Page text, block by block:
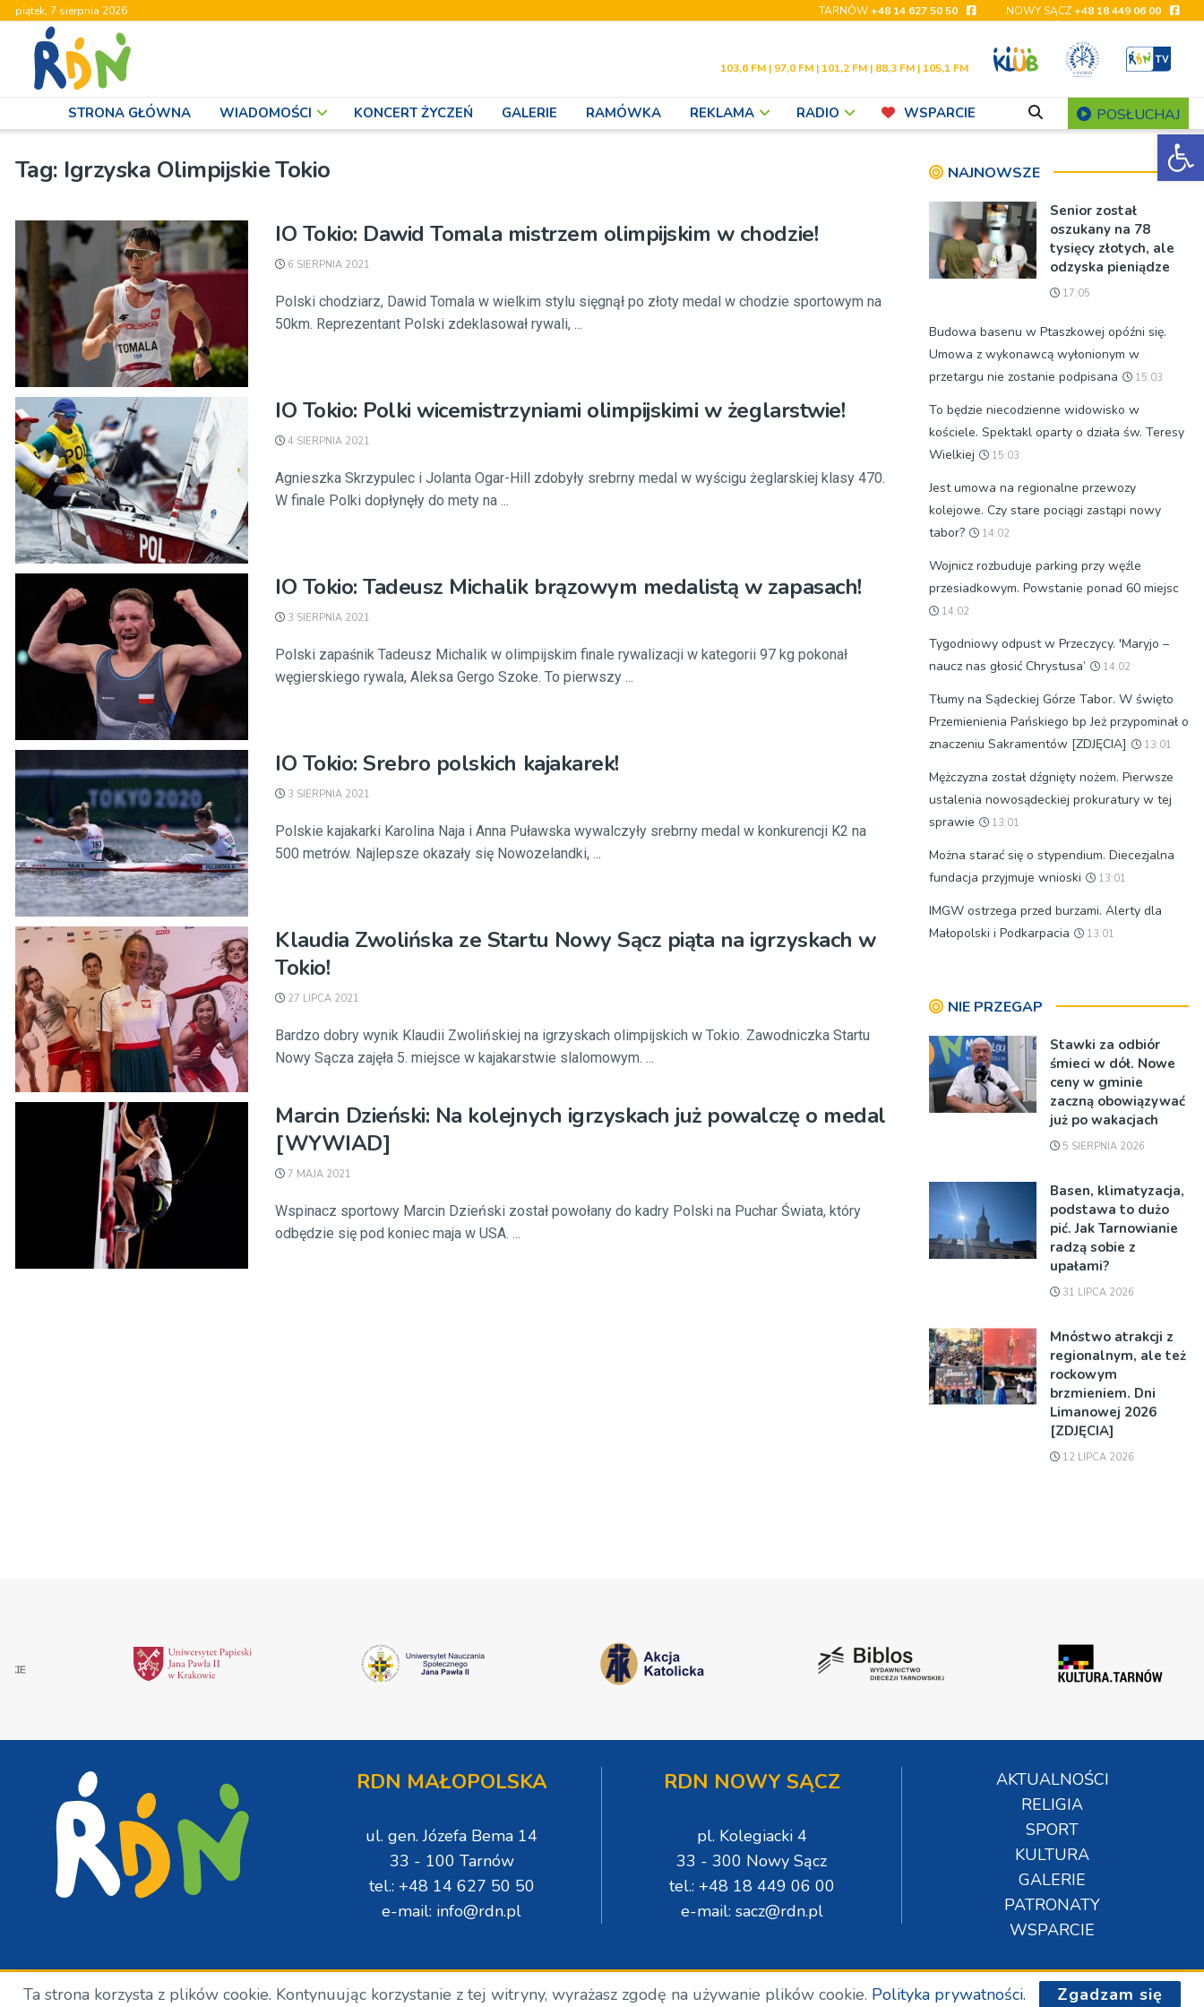
piątek, 7 sierpnia 2026 TARNÓW+48 14 627 50 50 NOWY SĄCZ+48 18 449 06 00
103,6 FM | 97,0 FM | 101,2 FM | 88,3 FM | 105,1 FM
STRONA GŁÓWNA WIADOMOŚCI KONCERT ŻYCZEŃ GALERIE RAMÓWKA REKLAMA RADIO WSPARCIE POSŁUCHAJ
Tag: Igrzyska Olimpijskie Tokio
IO Tokio: Dawid Tomala mistrzem olimpijskim w chodzie!
6 SIERPNIA 2021
Polski chodziarz, Dawid Tomala w wielkim stylu sięgnął po złoty medal w chodzie sportowym na
50km. Reprezentant Polski zdeklasował rywali, ...
IO Tokio: Polki wicemistrzyniami olimpijskimi w żeglarstwie!
4 SIERPNIA 2021
Agnieszka Skrzypulec i Jolanta Ogar-Hill zdobyły srebrny medal w wyścigu żeglarskiej klasy 470.
W finale Polki dopłynęły do mety na ...
IO Tokio: Tadeusz Michalik brązowym medalistą w zapasach!
3 SIERPNIA 2021
Polski zapaśnik Tadeusz Michalik w olimpijskim finale rywalizacji w kategorii 97 kg pokonał
węgierskiego rywala, Aleksa Gergo Szoke. To pierwszy ...
IO Tokio: Srebro polskich kajakarek!
3 SIERPNIA 2021
Polskie kajakarki Karolina Naja i Anna Puławska wywalczyły srebrny medal w konkurencji K2 na
500 metrów. Najlepsze okazały się Nowozelandki, ...
Klaudia Zwolińska ze Startu Nowy Sącz piąta na igrzyskach w
Tokio!
27 LIPCA 2021
Bardzo dobry wynik Klaudii Zwolińskiej na igrzyskach olimpijskich w Tokio. Zawodniczka Startu
Nowy Sącza zajęła 5. miejsce w kajakarstwie slalomowym. ...
Marcin Dzieński: Na kolejnych igrzyskach już powalczę o medal
[WYWIAD]
7 MAJA 2021
Wspinacz sportowy Marcin Dzieński został powołany do kadry Polski na Puchar Świata, który
odbędzie się pod koniec maja w USA. ...
NAJNOWSZE
Senior został
oszukany na 78
tysięcy złotych, ale
odzyska pieniądze
17:05
Budowa basenu w Ptaszkowej opóźni się.
Umowa z wykonawcą wyłonionym w
przetargu nie zostanie podpisana
15:03
To będzie niecodzienne widowisko w
kościele. Spektakl oparty o działa św. Teresy
Wielkiej
15:03
Jest umowa na regionalne przewozy
kolejowe. Czy stare pociągi zastąpi nowy
tabor?
14:02
Wojnicz rozbuduje parking przy węźle
przesiadkowym. Powstanie ponad 60 miejsc
14:02
Tygodniowy odpust w Przeczycy. 'Maryjo –
naucz nas głosić Chrystusa’
14:02
Tłumy na Sądeckiej Górze Tabor. W święto
Przemienienia Pańskiego bp Jeż przypominał o
znaczeniu Sakramentów [ZDJĘCIA]
13:01
Mężczyzna został dźgnięty nożem. Pierwsze
ustalenia nowosądeckiej prokuratury w tej
sprawie
13:01
Można starać się o stypendium. Diecezjalna
fundacja przyjmuje wnioski
13:01
IMGW ostrzega przed burzami. Alerty dla
Małopolski i Podkarpacia
13:01
NIE PRZEGAP
Stawki za odbiór
śmieci w dół. Nowe
ceny w gminie
zaczną obowiązywać
już po wakacjach
5 SIERPNIA 2026
Basen, klimatyzacja,
podstawa to dużo
pić. Jak Tarnowianie
radzą sobie z
upałami?
31 LIPCA 2026
Mnóstwo atrakcji z
regionalnym, ale też
rockowym
brzmieniem. Dni
Limanowej 2026
[ZDJĘCIA]
12 LIPCA 2026
RDN MAŁOPOLSKA
ul. gen. Józefa Bema 14
33 - 100 Tarnów
tel.: +48 14 627 50 50
e-mail: info@rdn.pl
RDN NOWY SĄCZ
pl. Kolegiacki 4
33 - 300 Nowy Sącz
tel.: +48 18 449 06 00
e-mail: sacz@rdn.pl
AKTUALNOŚCI
RELIGIA
SPORT
KULTURA
GALERIE
PATRONATY
WSPARCIE
Copyright © Wszelkie prawa zastrzeżone. RDN. 2024.
Ta strona korzysta z plików cookie. Kontynuując korzystanie z tej witryny, wyrażasz zgodę na używanie plików cookie. Polityka prywatności. Zgadzam się